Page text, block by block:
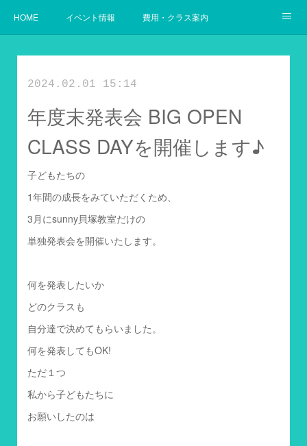
HOME イベント情報 費用・クラス案内
2024.02.01 15:14
年度末発表会 BIG OPEN
CLASS DAYを開催します♪
子どもたちの
1年間の成長をみていただくため、
3月にsunny貝塚教室だけの
単独発表会を開催いたします。
何を発表したいか
どのクラスも
自分達で決めてもらいました。
何を発表してもOK!
ただ１つ
私から子どもたちに
お願いしたのは